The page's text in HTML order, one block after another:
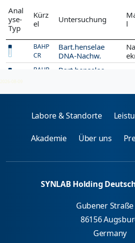
Anal
yse-
Typ
Kürz
el
Untersuchung
l
BAHP
CR
Bart.henselae
DNA-Nachw.
BAHP
Bart.henselae
2026-08-09
Labore & Standorte
Akademie Über uns
SYNLAB Holding
Gubener Straße
86156
Germany